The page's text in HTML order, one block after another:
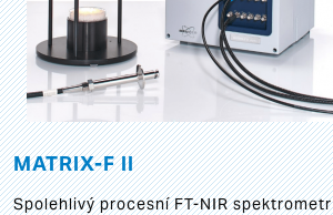
MATRIX-F II
Spolehlivý procesní FT-NIR spektrometr